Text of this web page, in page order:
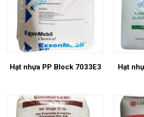
Hạt nhựa PP Block 7033E3 Hạt